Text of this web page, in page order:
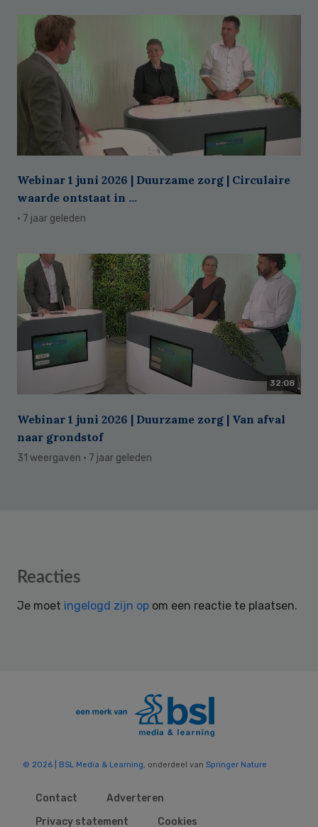
Webinar 1 juni 2026 | Duurzame zorg | Circulaire
waarde ontstaat in ...
· 7 jaar geleden
32:08
Webinar 1 juni 2026 | Duurzame zorg | Van afval
naar grondstof
31 weergaven · 7 jaar geleden
Reader
Reacties
Je moet ingelogd zijn op om een reactie te plaatsen.
© 2026 | BSL Media & Learning, onderdeel van Springer Nature
Contact
Adverteren
Privacy statement
Cookies